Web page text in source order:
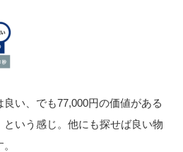
い、でも77,000円の価値がある
いう感じ。他にも探せば良い物